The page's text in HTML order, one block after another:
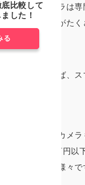
きる暗視カメラは
高性能なカメラがた
。
るだけであれば、
に使用する小型カメ
呼ばれ、大体2万円
のなど種類は様々
底比較して
した！
る